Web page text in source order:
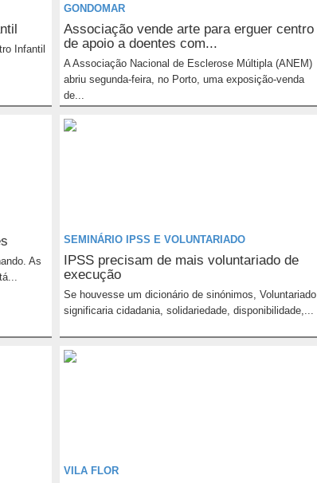
Infantil
GONDOMAR
Associação vende arte para erguer centro
de apoio a doentes com...
A Associação Nacional de Esclerose Múltipla (ANEM)
abriu segunda-feira, no Porto, uma exposição-venda
de...
As
SEMINÁRIO IPSS E VOLUNTARIADO
IPSS precisam de mais voluntariado de
execução
Se houvesse um dicionário de sinónimos, Voluntariado
significaria cidadania, solidariedade, disponibilidade,...
VILA FLOR